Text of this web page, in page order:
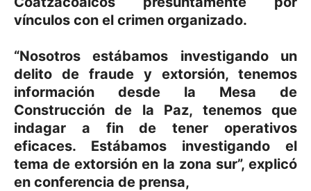
vínculos con el crimen organizado.
“Nosotros estábamos investigando un
delito de fraude y extorsión, tenemos
información desde la Mesa de
Construcción de la Paz, tenemos que
indagar a fin de tener operativos
eficaces. Estábamos investigando el
tema de extorsión en la zona sur”, explicó
en conferencia de prensa,